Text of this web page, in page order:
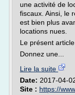
une activité de
fiscaux. Ainsi, le
est bien plus
locations nues.
Le présent
Donnez une...
Lire la suite
Date: 2017-04-
Site : https://